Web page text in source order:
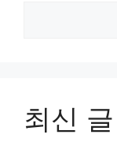
최신 글